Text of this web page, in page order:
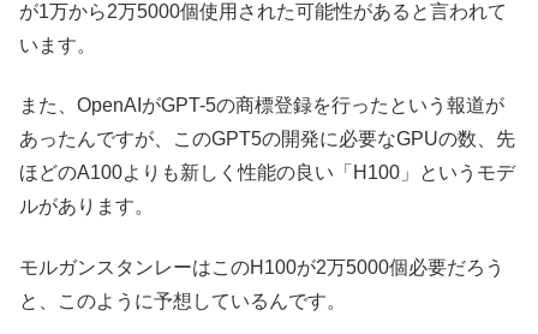
が1万から2万5000個使用された可能性があると言われて
います。
また、OpenAIがGPT-5の商標登録を行ったという報道が
あったんですが、このGPT5の開発に必要なGPUの数、先
ほどのA100よりも新しく性能の良い「H100」というモデ
ルがあります。
モルガンスタンレーはこのH100が2万5000個必要だろう
と、このように予想しているんです。